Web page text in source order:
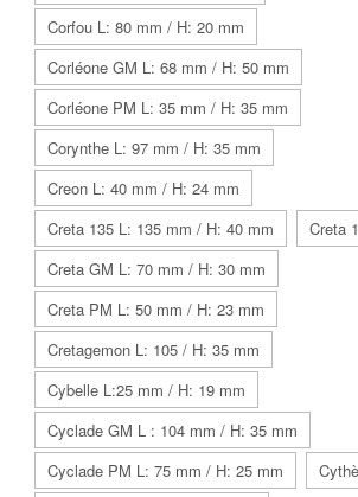
Corfou L: 80 mm / H: 20 mm
Corléone GM L: 68 mm / H: 50 mm
Corléone PM L: 35 mm / H: 35 mm
Corynthe L: 97 mm / H: 35 mm
Creon L: 40 mm / H: 24 mm
Creta 135 L: 135 mm / H: 40 mm
Creta
Creta GM L: 70 mm / H: 30 mm
Creta PM L: 50 mm / H: 23 mm
Cretagemon L: 105 / H: 35 mm
Cybelle L:25 mm / H: 19 mm
Cyclade GM L : 104 mm / H: 35 mm
Cyclade PM L: 75 mm / H: 25 mm